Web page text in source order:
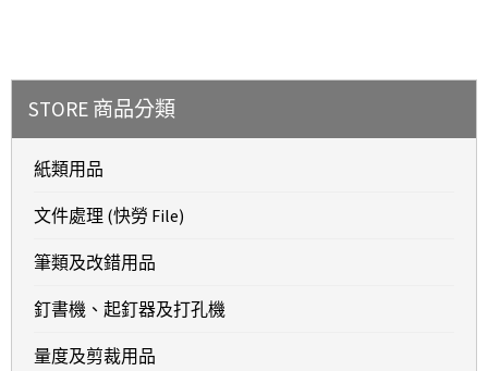
STORE 商品分類
紙類用品
文件處理 (快勞 File)
筆類及改錯用品
釘書機、起釘器及打孔機
量度及剪裁用品